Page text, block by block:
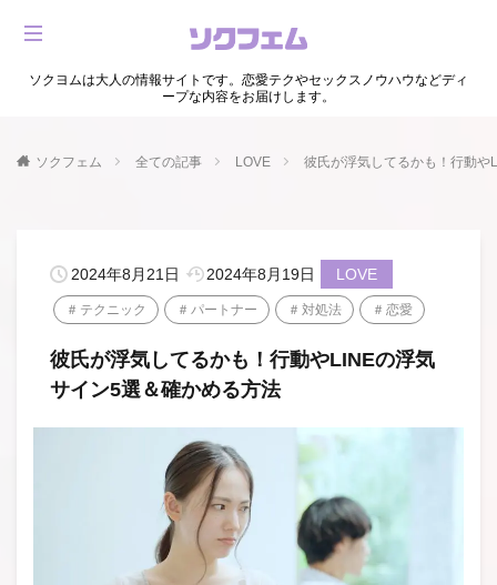
ソクヨムは大人の情報サイトです。恋愛テクやセックスノウハウなどディ
ープな内容をお届けします。
ソクフェム 全ての記事 LOVE 彼氏が浮気してるかも！行動
2024年8月21日 2024年8月19日 LOVE
テクニック パートナー 対処法 恋愛
彼氏が浮気してるかも！行動やLINEの浮気
サイン5選＆確かめる方法